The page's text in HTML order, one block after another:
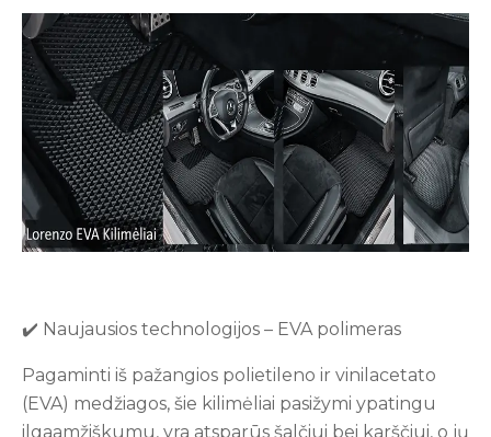
✔️ Naujausios technologijos – EVA polimeras
Pagaminti iš pažangios polietileno ir vinilacetato
(EVA) medžiagos, šie kilimėliai pasižymi ypatingu
ilgaamžiškumu, yra atsparūs šalčiui bei karščiui, o jų